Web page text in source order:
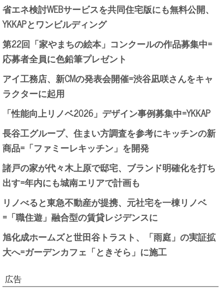
省エネ検討WEBサービスを共同住宅版にも無料公開、
YKKAPとワンビルディング
第22回「家やまちの絵本」コンクールの作品募集中=
応募者全員に色鉛筆プレゼント
アイ工務店、新CMの発表会開催=渋谷凪咲さんをキャ
ラクターに起用
「性能向上リノベ2026」デザイン事例募集中=YKKAP
長谷工グループ、住まい方調査を参考にキッチンの新
商品=「ファミーレキッチン」を開発
諸戸の家が代々木上原で邸宅、ブランド明確化を打ち
出す=年内にも城南エリアで計画も
リノべると東急不動産が提携、元社宅を一棟リノベ
=「職住遊」融合型の賃貸レジデンスに
旭化成ホームズと世田谷トラスト、「雨庭」の実証拡
大へ=ガーデンカフェ「ときそら」に施工
広告